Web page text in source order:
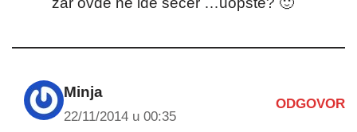
Minja
22/11/2014 u 00:35
ODGOVOR